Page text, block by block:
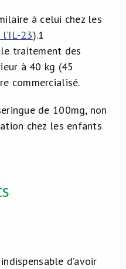
à celui chez les
23).1
traitement des
à 40 kg (45
commercialisé.
de 100mg, non
chez les enfants
d’avoir